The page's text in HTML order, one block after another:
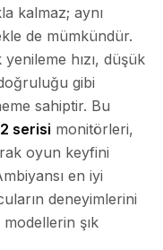
kalmaz; aynı
de mümkündür.
hızı, düşük
gibi
sahiptir. Bu
serisi monitörleri,
oyun keyfini
en iyi
deneyimlerini
şık